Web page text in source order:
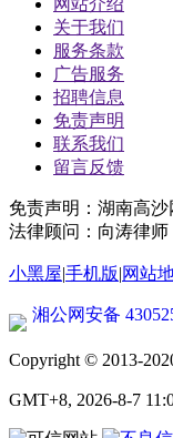
网站介绍
关于我们
服务条款
广告服务
招聘信息
免责声明
联系我们
留言反馈
免责声明：湖南高
法律顾问：向涛律师
小黑屋|手机版|网站
湘公网安备
Copyright © 2013-
GMT+8, 2026-8-7